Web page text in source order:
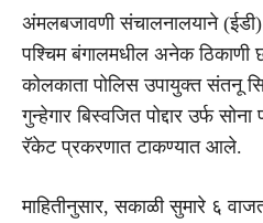
अंमलबजावणी संचालनालयाने
पश्चिम बंगालमधील अनेक ठिकाणी
कोलकाता पोलिस उपायुक्त संतनू
गुन्हेगार बिस्वजित पोद्दार उर्फ
रॅकेट प्रकरणात टाकण्यात आले.
माहितीनुसार, सकाळी सुमारे ६